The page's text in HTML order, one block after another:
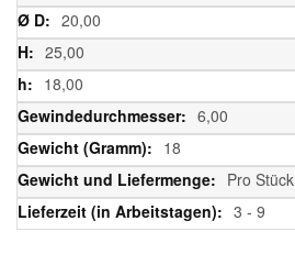
20,00
25,00
18,00
6,00
18
Pro Stück
3 - 9